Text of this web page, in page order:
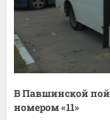
В Павшинской
номером «11»